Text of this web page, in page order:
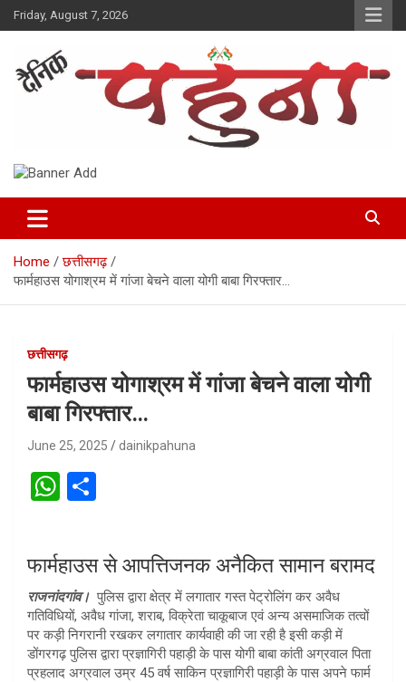
Skip
to
Friday, August 7, 2026
Dainik Pahuna
Home
छत्तीसगढ़
फार्महाउस योगाश्रम में गांजा बेचने वाला योगी बाबा गिरफ्तार…
छत्तीसगढ़
फार्महाउस योगाश्रम में गांजा बेचने वाला योगी
बाबा गिरफ्तार…
June 25, 2025 dainikpahuna
W
s
A
p
p
ar
e
फार्महाउस से आपत्तिजनक अनैकित सामान बरामद
राजनांदगांव। पुलिस द्वारा क्षेत्र में लगातार गस्त पेट्रोलिंग कर अवैध
गतिविधियों, अवैध गांजा, शराब, विक्रेता चाकूबाज एवं अन्य असमाजिक तत्वों
पर कड़ी निगरानी रखकर लगातार कार्यवाही की जा रही है इसी कड़ी में
डोंगरगढ़ पुलिस द्वारा प्रज्ञागिरी पहाड़ी के पास योगी बाबा कांती अग्रवाल पिता
प्रहलाद अग्रवाल उम्र 45 वर्ष साकिन प्रज्ञागिरी पहाड़ी के पास अपने फार्म